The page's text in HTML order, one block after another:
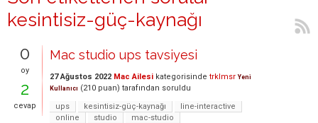
kesintisiz-güç-kaynağı
0
oy
2
cevap
Mac studio ups tavsiyesi
27 Ağustos 2022 Mac Ailesi kategorisinde trklmsr Yeni
Kullanıcı (210 puan) tarafından soruldu
ups
kesintisiz-güç-kaynağı
line-interactive
online
studio mac-studio